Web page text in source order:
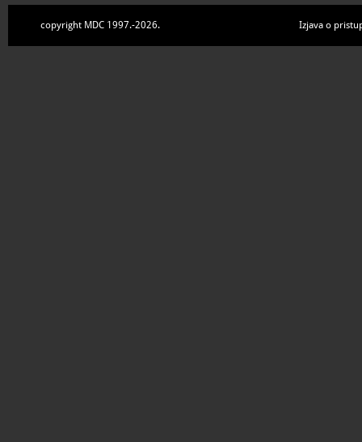
copyright MDC 1997.-2026. Izjava o